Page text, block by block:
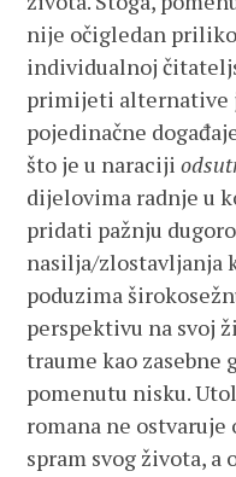
nije očigledan
individualnoj
primijeti alternative
pojedinačne
što je u naraciji
dijelovima radnje u
pridati pažnju
nasilja/zlostavljanja
poduzima
perspektivu na svoj
traume kao zasebne
pomenutu nisku.
romana ne
spram svog života, a